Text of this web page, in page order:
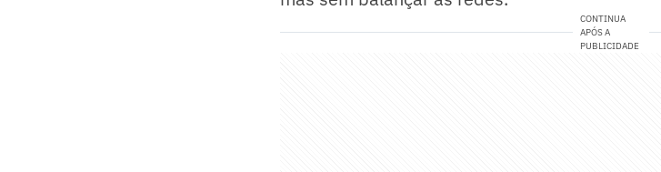
CONTINUA
APÓS A
PUBLICIDADE